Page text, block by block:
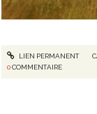
LIEN PERMANENT
0COMMENTAIRE